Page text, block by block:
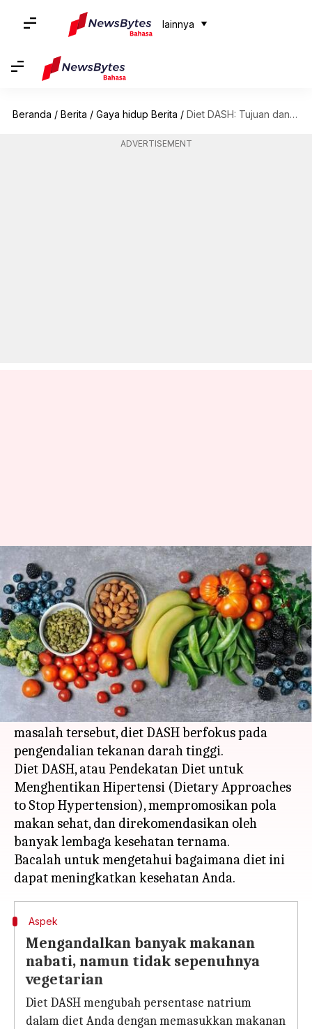
lainnya
Beranda / Berita / Gaya hidup Berita / Diet DASH: Tujuan dan manfaat diet sehat ini
ADVERTISEMENT
Diet DASH: Tujuan dan manfaat
diet sehat ini
menulis Bob Feb 23, 2024 11:57 am
Apa ceritanya
Ketika kata "diet" terlintas di pikiran, ini
biasanya berkaitan dengan penurunan berat
badan. Meskipun sebagian besar diet mengatasi
masalah tersebut, diet DASH berfokus pada
pengendalian tekanan darah tinggi.
Diet DASH, atau Pendekatan Diet untuk
Menghentikan Hipertensi (Dietary Approaches
to Stop Hypertension), mempromosikan pola
makan sehat, dan direkomendasikan oleh
banyak lembaga kesehatan ternama.
Bacalah untuk mengetahui bagaimana diet ini
Aspek
Mengandalkan banyak makanan
nabati, namun tidak sepenuhnya
vegetarian
Diet DASH mengubah persentase natrium
dalam diet Anda dengan memasukkan makanan